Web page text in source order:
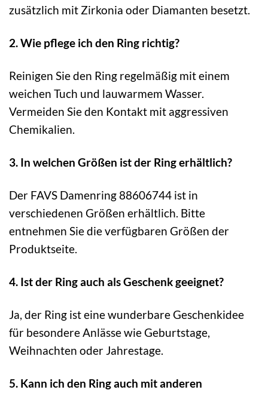
zusätzlich mit Zirkonia oder Diamanten besetzt.
2. Wie pflege ich den Ring richtig?
Reinigen Sie den Ring regelmäßig mit einem
weichen Tuch und lauwarmem Wasser.
Vermeiden Sie den Kontakt mit aggressiven
Chemikalien.
3. In welchen Größen ist der Ring erhältlich?
Der FAVS Damenring 88606744 ist in
verschiedenen Größen erhältlich. Bitte
entnehmen Sie die verfügbaren Größen der
Produktseite.
4. Ist der Ring auch als Geschenk geeignet?
Ja, der Ring ist eine wunderbare Geschenkidee
für besondere Anlässe wie Geburtstage,
Weihnachten oder Jahrestage.
5. Kann ich den Ring auch mit anderen